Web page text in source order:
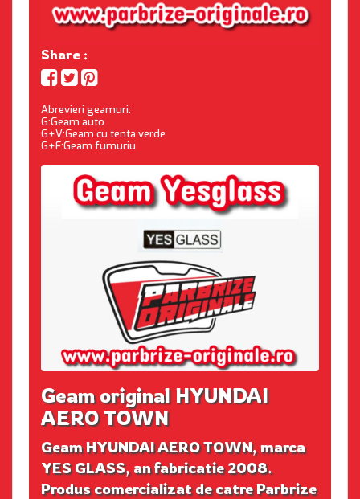
Share :
Abrevieri geamuri:
G:Geam auto
G+V:Geam cu tenta verde
G+F:Geam fumuriu
Geam original HYUNDAI
AERO TOWN
Geam HYUNDAI AERO TOWN, marca
YES GLASS, an fabricatie 2008.
Produs comercializat de catre Parbrize